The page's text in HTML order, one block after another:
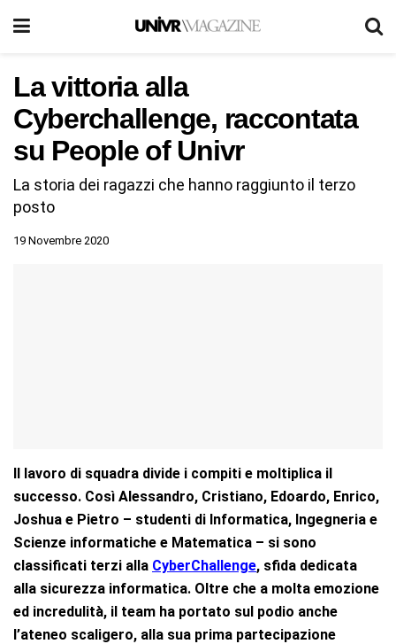
La vittoria alla
Cyberchallenge, raccontata
su People of Univr
La storia dei ragazzi che hanno raggiunto il terzo
posto
19 Novembre 2020
Il lavoro di squadra divide i compiti e moltiplica il
successo. Così Alessandro, Cristiano, Edoardo, Enrico,
Joshua e Pietro – studenti di Informatica, Ingegneria e
Scienze informatiche e Matematica – si sono
classificati terzi alla CyberChallenge, sfida dedicata
alla sicurezza informatica. Oltre che a molta emozione
ed incredulità, il team ha portato sul podio anche
l’ateneo scaligero, alla sua prima partecipazione